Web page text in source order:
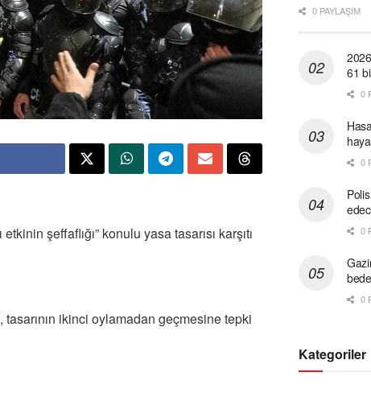
şeffaflığı” konulu yasa tasarısı karşıtı
ikinci oylamadan geçmesine tepki
0 PAYLAŞIM
61
0
0
0
0
Kategoriler